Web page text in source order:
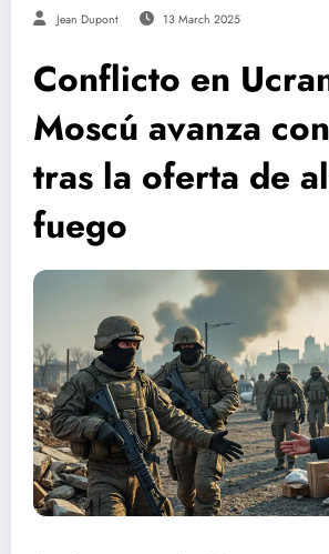
Jean Dupont 13 March 2025
Conflicto en
Moscú avanza
tras la oferta de
fuego